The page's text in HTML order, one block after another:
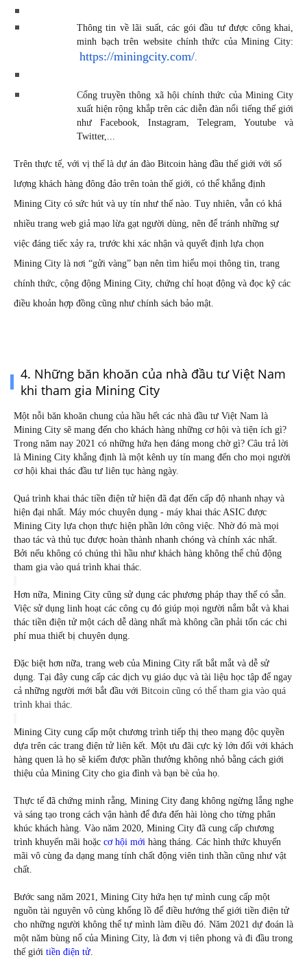
Thông tin về lãi suất, các gói đầu tư được công khai,
minh bạch trên website chính thức của Mining City:
https://miningcity.com/
Cổng truyền thông xã hội chính thức của Mining City
xuất hiện rộng khắp trên các diễn đàn nổi tiếng thế giới
như Facebook, Instagram, Telegram, Youtube và
Twitter,...
Trên thực tế, với vị thế là dự án đào Bitcoin hàng đầu thế giới với số
lượng khách hàng đông đảo trên toàn thế giới, có thể khẳng định
Mining City có sức hút và uy tín như thế nào. Tuy nhiên, vẫn có khá
nhiều trang web giả mạo lừa gạt người dùng, nên để tránh những sự
việc đáng tiếc xảy ra, trước khi xác nhận và quyết định lựa chọn
Mining City là nơi “gửi vàng” bạn nên tìm hiểu mọi thông tin, trang
chính thức, cộng động Mining City, chứng chỉ hoạt động và đọc kỹ các
điều khoản hợp đồng cũng như chính sách bảo mật.
4. Những băn khoăn của nhà đầu tư Việt Nam
khi tham gia Mining City
Một nỗi băn khoăn chung của hầu hết các nhà đầu tư Việt Nam là
Mining City sẽ mang đến cho khách hàng những cơ hội và tiện ích gì?
Trong năm nay 2021 có những hứa hẹn đáng mong chờ gì? Câu trả lời
là Mining City khẳng định là một kênh uy tín mang đến cho mọi người
cơ hội khai thác đầu tư liên tục hàng ngày.
Quá trình khai thác tiền điện tử hiện đã đạt đến cấp độ nhanh nhạy và
hiện đại nhất. Máy móc chuyên dụng - máy khai thác ASIC được
Mining City lựa chọn thực hiện phần lớn công việc. Nhờ đó mà mọi
thao tác và thủ tục được hoàn thành nhanh chóng và chính xác nhất.
Bởi nếu không có chúng thì hầu như khách hàng không thể chủ động
tham gia vào quá trình khai thác.
Hơn nữa, Mining City cũng sử dụng các phương pháp thay thế có sẵn.
Việc sử dụng linh hoạt các công cụ đó giúp mọi người nắm bắt và khai
thác tiền điện tử một cách dễ dàng nhất mà không cần phải tốn các chi
phí mua thiết bị chuyên dụng.
Đặc biệt hơn nữa, trang web của Mining City rất bắt mắt và dễ sử
dụng. Tại đây cung cấp các dịch vụ giáo dục và tài liệu học tập để ngay
cả những người mới bắt đầu với Bitcoin cũng có thể tham gia vào quá
trình khai thác.
Mining City cung cấp một chương trình tiếp thị theo mạng độc quyền
dựa trên các trang điện tử liên kết. Một ưu đãi cực kỳ lớn đối với khách
hàng quen là họ sẽ kiếm được phần thưởng không nhỏ bằng cách giới
thiệu của Mining City cho gia đình và bạn bè của họ.
Thực tế đã chứng minh rằng, Mining City đang không ngừng lắng nghe
và sáng tạo trong cách vận hành để đưa đến hài lòng cho từng phân
khúc khách hàng. Vào năm 2020, Mining City đã cung cấp chương
trình khuyến mãi hoặc cơ hội mới hàng tháng. Các hình thức khuyến
mãi vô cùng đa dạng mang tính chất động viên tinh thần cũng như vật
chất.
Bước sang năm 2021, Mining City hứa hẹn tự mình cung cấp một
nguồn tài nguyên vô cùng khổng lồ để điều hướng thế giới tiền điện tử
cho những người không thể tự mình làm điều đó. Năm 2021 dự đoán là
một năm bùng nổ của Mining City, là đơn vị tiên phong và đi đầu trong
thế giới tiền điện tử